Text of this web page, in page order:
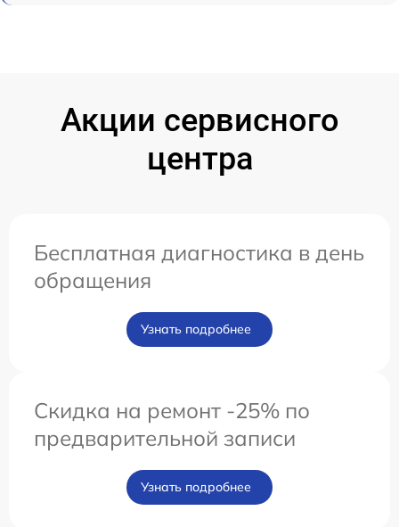
Акции сервисного
центра
Бесплатная диагностика в день
обращения
Узнать подробнее
Скидка на ремонт -25% по
предварительной записи
Узнать подробнее